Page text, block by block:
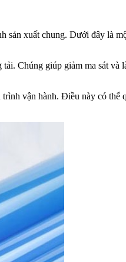
sản xuất chung. Dưới đây là
Chúng giúp giảm ma sát và
vận hành. Điều này có thể